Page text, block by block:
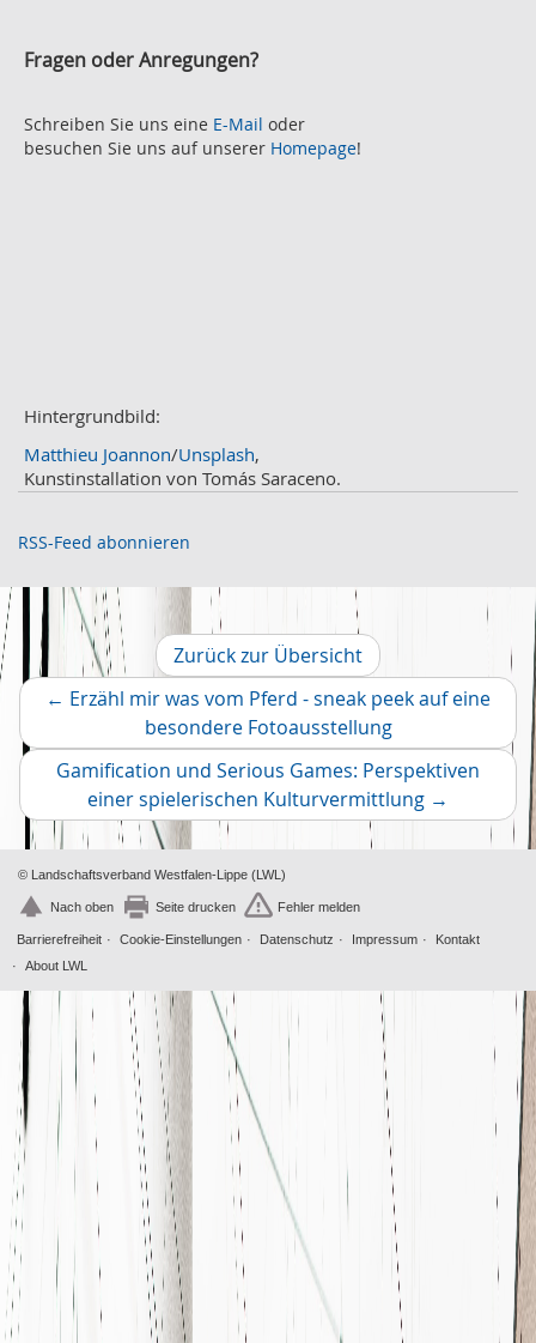
Oktober 2
August 2
Juli 2
November 2
Oktober
September 2
August
Mai 2
April 2
März 2
Februar 2
Januar 1
Dezember 2
November 2
Oktober 4
Fragen oder Anregungen?
Schreiben Sie uns eine E-Mail oder
besuchen Sie uns auf unserer Homepage!
Hintergrundbild:
Matthieu Joannon/Unsplash,
Kunstinstallation von Tomás Saraceno.
RSS-Feed abonnieren
← Erzähl mir was vom Pferd - sneak peek auf eine
besondere FotoausstellungVorheriger
Artikel
Zurück zur Übersicht
Gamification und Serious Games: Perspektiven
einer spielerischen Kulturvermittlung Nächster
Artikel
→
© Landschaftsverband Westfalen-Lippe (LWL)
Nach oben Seite drucken Fehler melden
Barrierefreiheit Cookie-Einstellungen Datenschutz Impressum
Kontakt
About LWL